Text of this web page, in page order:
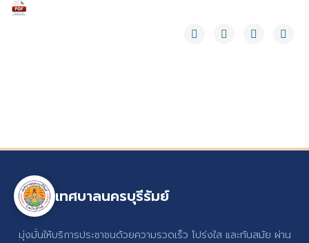
เทศบาลนครบุรีรัมย์
มุ่งมั่นให้บริการประชาชนด้วยความรวดเร็ว โปร่งใส และทันสมัย ผ่าน